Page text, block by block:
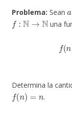
Problema: Sean
f:N→N
una
Determina la
f(n)=n
.